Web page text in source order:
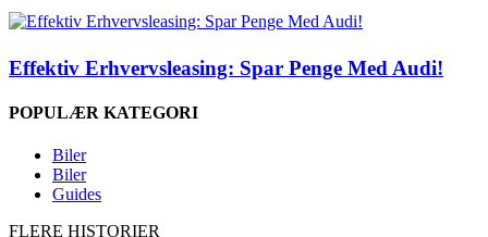
Effektiv Erhvervsleasing: Spar Penge Med Audi!
POPULÆR KATEGORI
Biler
Biler
Guides
FLERE HISTORIER